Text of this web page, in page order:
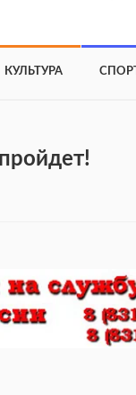
КУЛЬТУРА СПОРТ